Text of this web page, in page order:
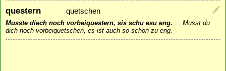
questern quetschen
Musste diech noch vorbeiquestern, sis schu esu eng. ... Musst du
dich noch vorbeiquetschen, es ist auch so schon zu eng.